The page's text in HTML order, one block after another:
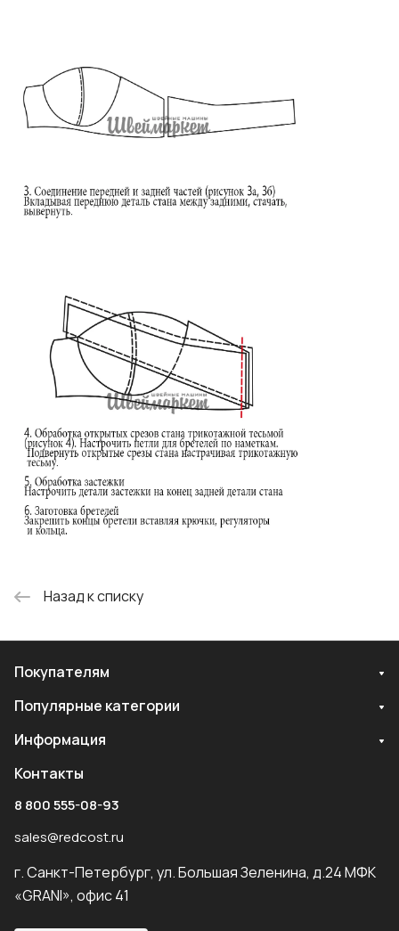
Назад к списку
Покупателям
Популярные категории
Информация
Контакты
8 800 555-08-93
sales@redcost.ru
г. Санкт-Петербург, ул. Большая Зеленина, д.24 МФК
«GRANI», офис 41